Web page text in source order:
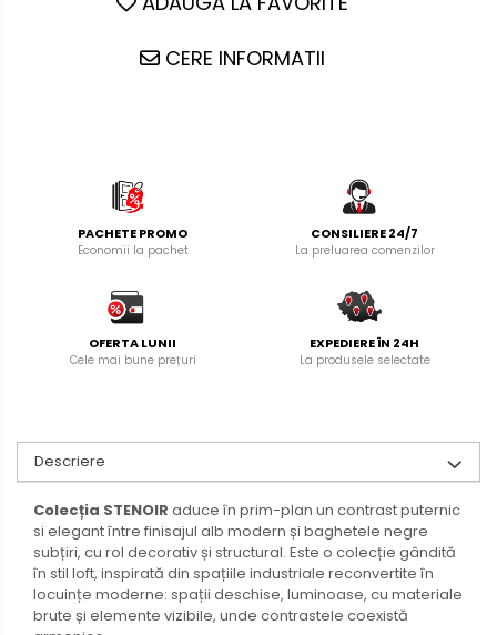
CERE INFORMATII
PACHETE PROMO
Economii la pachet
CONSILIERE 24/7
La preluarea comenzilor
OFERTA LUNII
Cele mai bune prețuri
EXPEDIERE ÎN 24H
La produsele selectate
Descriere
Colecția STENOIR aduce în prim-plan un contrast puternic
si elegant între finisajul alb modern și baghetele negre
subțiri, cu rol decorativ și structural. Este o colecție gândită
în stil loft, inspirată din spațiile industriale reconvertite în
locuințe moderne: spații deschise, luminoase, cu materiale
brute și elemente vizibile, unde contrastele coexistă